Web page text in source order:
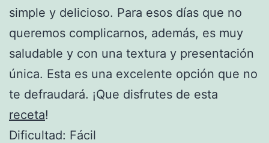
simple y delicioso. Para esos días que no
queremos complicarnos, además, es muy
saludable y con una textura y presentación
única. Esta es una excelente opción que no
te defraudará. ¡Que disfrutes de esta
receta!
Dificultad: Fácil